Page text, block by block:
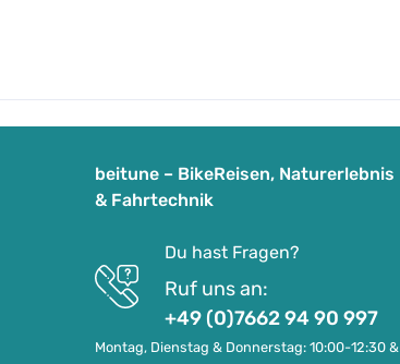
beitune – BikeReisen, Naturerlebnis
& Fahrtechnik
Du hast Fragen?
Ruf uns an:
+49 (0)7662 94 90 997
Montag, Dienstag & Donnerstag: 10:00-12:30 &